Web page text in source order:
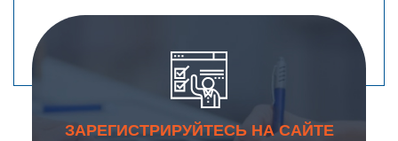
ЗАРЕГИСТРИРУЙТЕСЬ НА САЙТЕ